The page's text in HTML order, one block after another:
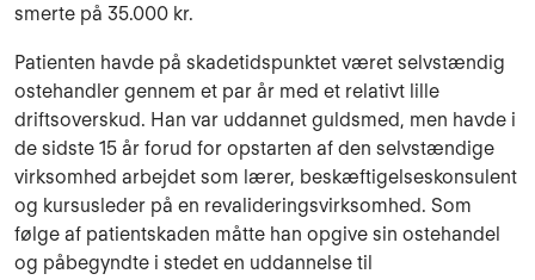
smerte på 35.000 kr.
Patienten havde på skadetidspunktet været selvstændig
ostehandler gennem et par år med et relativt lille
driftsoverskud. Han var uddannet guldsmed, men havde i
de sidste 15 år forud for opstarten af den selvstændige
virksomhed arbejdet som lærer, beskæftigelseskonsulent
og kursusleder på en revalideringsvirksomhed. Som
følge af patientskaden måtte han opgive sin ostehandel
og påbegyndte i stedet en uddannelse til